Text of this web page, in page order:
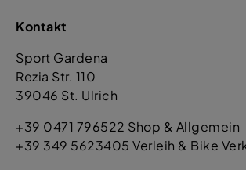
Kontakt
Sport Gardena
Rezia Str. 110
39046 St. Ulrich
+39 0471 796522 Shop & Allgemein
+39 349 5623405 Verleih & Bike